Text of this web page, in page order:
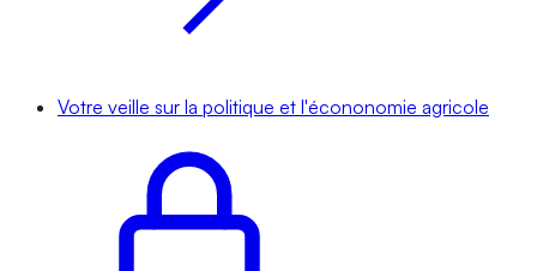
Votre veille sur la politique et l'écononomie agricole